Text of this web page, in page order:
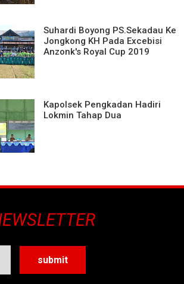
Suhardi Boyong PS.Sekadau Ke
Jongkong KH Pada Excebisi
Anzonk's Royal Cup 2019
Kapolsek Pengkadan Hadiri
Lokmin Tahap Dua